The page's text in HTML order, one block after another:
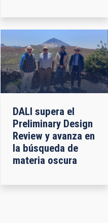
DALI supera el
Preliminary Design
Review y avanza en
la búsqueda de
materia oscura